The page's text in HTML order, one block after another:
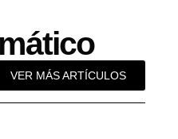
VER MÁS ARTÍCULOS